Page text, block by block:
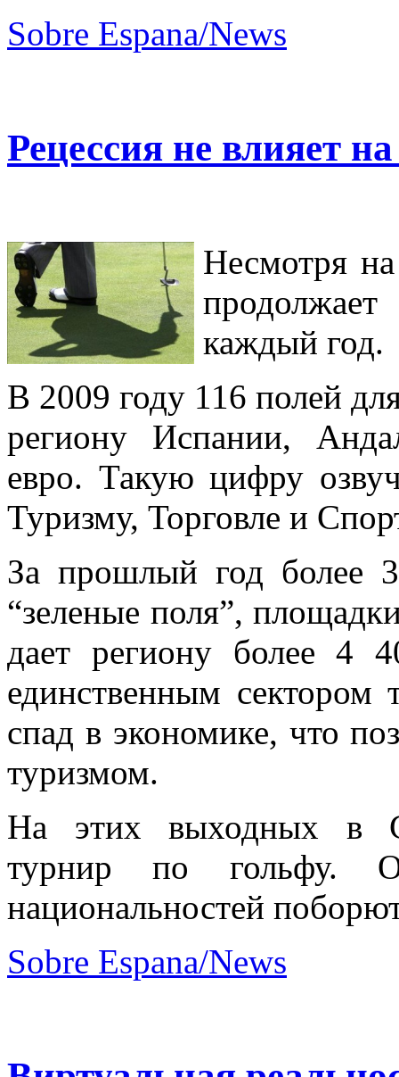
Sobre Espana/News
Рецессия не влияет
Несмотря
каждый год.
В 2009 году 116 полей
региону Испании,
евро. Такую цифру
Туризму, Торговле и
За прошлый год более
“зеленые поля”,
дает региону более 4
единственным сектором
спад в экономике, что
туризмом.
На этих выходных в
турнир по гольфу.
национальностей
Sobre Espana/News